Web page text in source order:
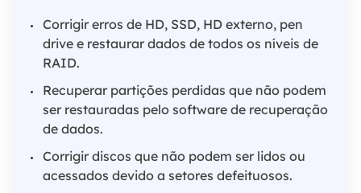
Corrigir erros de HD, SSD, HD externo, pen
drive e restaurar dados de todos os níveis de
RAID.
Recuperar partições perdidas que não podem
ser restauradas pelo software de recuperação
de dados.
Corrigir discos que não podem ser lidos ou
acessados devido a setores defeituosos.